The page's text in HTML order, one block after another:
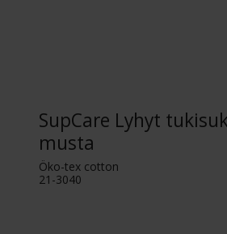
SupCare Lyhyt
musta
Öko-tex cotton
21-3040